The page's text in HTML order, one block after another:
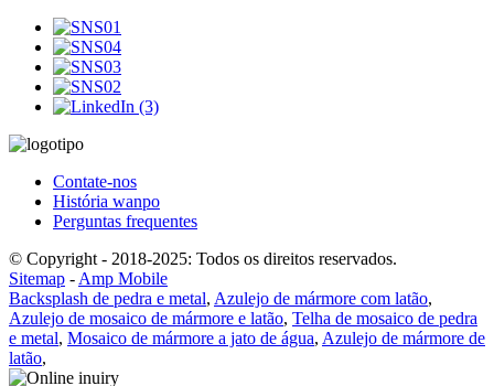
Contate-nos
História wanpo
Perguntas frequentes
© Copyright - 2018-2025: Todos os direitos reservados.
Sitemap - Amp Mobile
Backsplash de pedra e metal, Azulejo de mármore com latão,
Azulejo de mosaico de mármore e latão, Telha de mosaico de pedra
e metal, Mosaico de mármore a jato de água, Azulejo de mármore de
latão,